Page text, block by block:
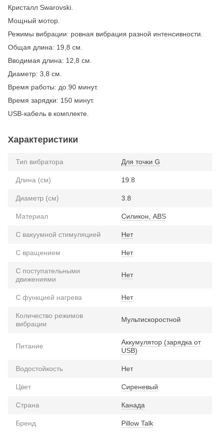
Кристалл Swarovski.
Мощный мотор.
Режимы вибрации: ровная вибрация разной интенсивности.
Общая длина: 19,8 см.
Вводимая длина: 12,8 см.
Диаметр: 3,8 см.
Время работы: до 90 минут.
Время зарядки: 150 минут.
USB-кабель в комплекте.
Характеристики
Тип вибратора Для точки G
Длина (см) 19.8
Диаметр (см) 3.8
Материал Силикон, ABS
С вакуумной стимуляцией Нет
С вращением Нет
С поступательными
движениями
Нет
С функцией нагрева Нет
Количество режимов
вибрации
Мультискоростной
Питание
Аккумулятор (зарядка от
USB)
Водостойкость Нет
Цвет Сиреневый
Страна Канада
Бренд Pillow Talk